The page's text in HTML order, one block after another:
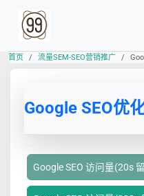
首页 流量SEM-SEO营销推广
Google SEO优
Google SEO 访问量(20s